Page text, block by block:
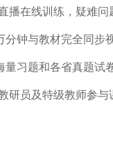
播在线训练，疑难问
钟与教材完全同步
习题和各省真题试
研员及特级教师参与